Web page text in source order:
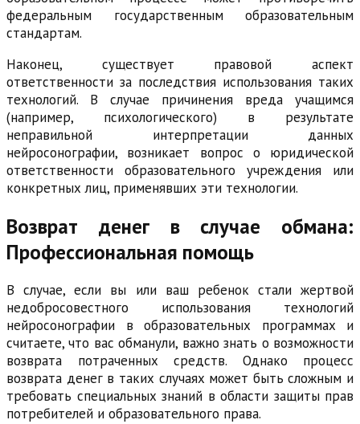
федеральным государственным образовательным
стандартам.
Наконец, существует правовой аспект
ответственности за последствия использования таких
технологий. В случае причинения вреда учащимся
(например, психологического) в результате
неправильной интерпретации данных
нейросонографии, возникает вопрос о юридической
ответственности образовательного учреждения или
конкретных лиц, применявших эти технологии.
Возврат денег в случае обмана:
Профессиональная помощь
В случае, если вы или ваш ребенок стали жертвой
недобросовестного использования технологий
нейросонографии в образовательных программах и
считаете, что вас обманули, важно знать о возможности
возврата потраченных средств. Однако процесс
возврата денег в таких случаях может быть сложным и
требовать специальных знаний в области защиты прав
потребителей и образовательного права.